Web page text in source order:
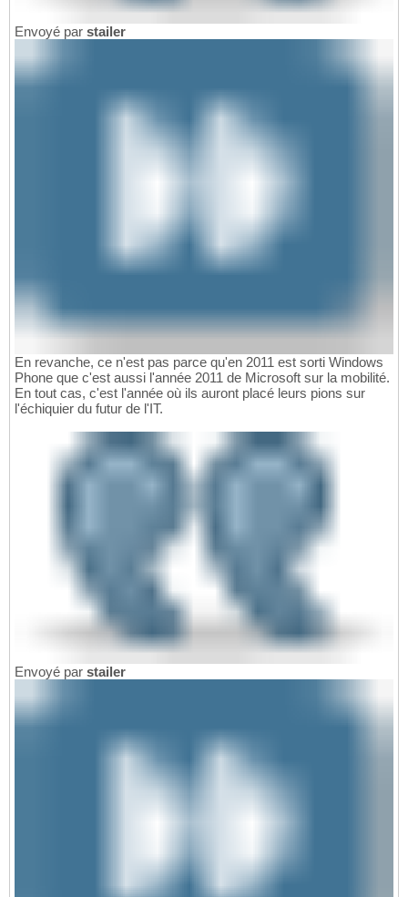
Envoyé par stailer
En revanche, ce n'est pas parce qu'en 2011 est sorti Windows
Phone que c'est aussi l'année 2011 de Microsoft sur la mobilité.
En tout cas, c'est l'année où ils auront placé leurs pions sur
l'échiquier du futur de l'IT.
Envoyé par stailer